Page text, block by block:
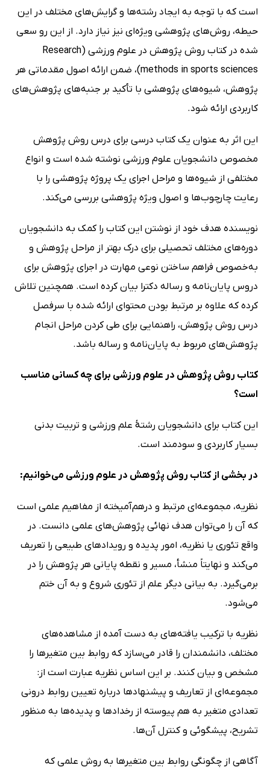
است که با توجه به ایجاد رشته‌ها و گرایش‌های مختلف در این
حیطه، روش‌های پژوهشی ویژه‌ای نیز نیاز دارد. از این رو سعی
شده در کتاب روش پژوهش در علوم ورزشی (Research
methods in sports sciences)، ضمن ارائه اصول مقدماتی هر
پژوهش، شیوه‌های پژوهشی با تأکید بر جنبه‌های پژوهش‌های
کاربردی ارائه شود.
این اثر به عنوان یک کتاب درسی برای درس روش پژوهش
مخصوص دانشجویان علوم ورزشی نوشته شده است و انواع
مختلفی از شیوه‌ها و مراحل اجرای یک پروژه پژوهشی را با
رعایت چارچوب‌ها و اصول ویژه پژوهشی بررسی می‌کند.
نویسنده هدف خود از نوشتن این کتاب را کمک به دانشجویان
دوره‌های مختلف تحصیلی برای درک بهتر از مراحل پژوهش و
به‌خصوص فراهم ساختن نوعی مهارت در اجرای پژوهش برای
دروس پایان‌نامه و رساله دکترا بیان کرده است. همچنین تلاش
کرده که علاوه بر مرتبط بودن محتوای ارائه شده با سرفصل
درس روش پژوهش، راهنمایی برای طی کردن مراحل انجام
پژوهش‌های مربوط به پایان‌نامه و رساله باشد.
کتاب روش پژوهش در علوم ورزشی برای چه کسانی مناسب
است؟
این کتاب برای دانشجویان رشتۀ علم ورزشی و تربیت بدنی
بسیار کاربردی و سودمند است.
در بخشی از کتاب روش پژوهش در علوم ورزشی می‌خوانیم:
نظریه، مجموعه‌ای مرتبط و درهم‌آمیخته از مفاهیم علمی است
که آن را می‌توان هدف نهائی پژوهش‌های علمی دانست. در
واقع تئوری یا نظریه، امور پدیده و رویدادهای طبیعی را تعریف
می‌کند و نهایتاً منشأ، مسیر و نقطه پایانی هر پژوهش را در
برمی‌گیرد. به بیانی دیگر علم از تئوری شروع و به آن ختم
می‌شود.
نظریه با ترکیب یافته‌های به دست آمده از مشاهده‌های
مختلف، دانشمندان را قادر می‌سازد که روابط بین متغیر‌ها را
مشخص و بیان کنند. بر این اساس نظریه عبارت است از:
مجموعه‌ای از تعاریف و پیشنهادها درباره تعیین روابط درونی
تعدادی متغیر به هم پیوسته از رخدادها و پدیده‌ها به منظور
تشریح، پیشگوئی و کنترل آن‌ها.
آگاهی از چگونگی روابط بین متغیرها به روش علمی که